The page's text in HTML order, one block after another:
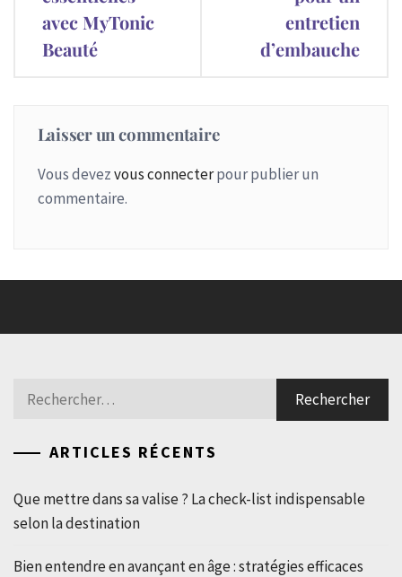
avec MyTonic
Beauté
entretien
d’embauche
Laisser un commentaire
Vous devezvous connecterpour publier un
commentaire.
Rechercher :
ARTICLES RÉCENTS
Que mettre dans sa valise ? La check-list indispensable
selon la destination
Bien entendre en avançant en âge : stratégies efficaces